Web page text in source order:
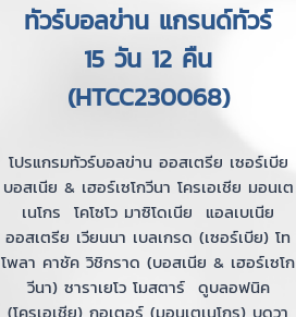
ทัวร์บอลข่าน แกรนด์ทัวร์
15 วัน 12 คืน
(HTCC230068)
โปรแกรมทัวร์บอลข่าน ออสเตรีย เซอร์เบีย
บอสเนีย & เฮอร์เซโกวีนา โครเอเชีย มอนเต
เนโกร โคโซโว มาซิโดเนีย แอลเบเนีย
ออสเตรีย เวียนนา เบลเกรด (เซอร์เบีย) โท
โพลา คาชัค วิชิกราด (บอสเนีย & เฮอร์เซโก
วีนา) ซาราเยโว โมสตาร์ ดูบลอฟนิค
(โครเอเชีย) กอเตอร์ (มอนเตเนโกร) บุดวา